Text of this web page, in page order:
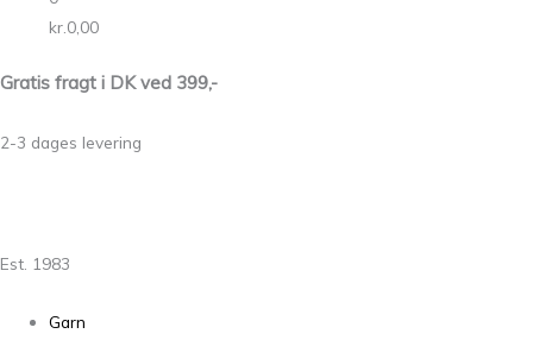
kr. 0,00
Gratis fragt i DK ved 399,-
2-3 dages levering
Est. 1983
Garn